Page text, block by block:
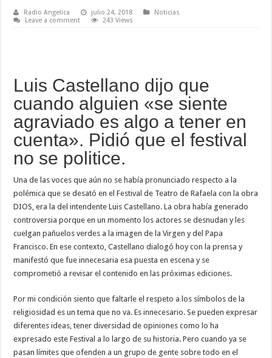
Radio Angelica julio 24, 2018
Noticias
Leave a comment
243 Views
Luis Castellano dijo que
cuando alguien «se siente
agraviado es algo a tener en
cuenta». Pidió que el festival
no se politice.
Una de las voces que aún no se había pronunciado respecto a la
polémica que se desató en el Festival de Teatro de Rafaela con la obra
DIOS, era la del intendente Luis Castellano. La obra había generado
controversia porque en un momento los actores se desnudan y les
cuelgan pañuelos verdes a la imagen de la Virgen y del Papa
Francisco. En ese contexto, Castellano dialogó hoy con la prensa y
manifestó que fue innecesaria esa puesta en escena y se
comprometió a revisar el contenido en las próximas ediciones.
Por mi condición siento que faltarle el respeto a los símbolos de la
religiosidad es un tema que no va. Es innecesario. Se pueden expresar
diferentes ideas, tener diversidad de opiniones como lo ha
expresado este Festival a lo largo de su historia. Pero cuando ya se
pasan límites que ofenden a un grupo de gente sobre todo en el